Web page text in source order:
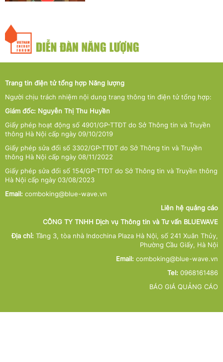
Trang tin điện tử tổng hợp Năng lượng
Người chịu trách nhiệm nội dung trang thông tin điện tử tổng hợp:
Giám đốc: Nguyễn Thị Thu Huyền
Giấy phép hoạt động số 4901/GP-TTĐT do Sở Thông tin và Truyền
thông Hà Nội cấp ngày 09/10/2019
Giấy phép sửa đổi số 3302/GP-TTĐT do Sở Thông tin và Truyền
thông Hà Nội cấp ngày 08/11/2022
Giấy phép sửa đổi số 154/GP-TTĐT do Sở Thông tin và Truyền thông
Hà Nội cấp ngày 03/08/2023
Email: comboking@blue-wave.vn
Liên hệ quảng cáo
CÔNG TY TNHH Dịch vụ Thông tin và Tư vấn BLUEWAVE
Địa chỉ: Tầng 3, tòa nhà Indochina Plaza Hà Nội, số 241 Xuân Thủy,
Phường Cầu Giấy, Hà Nội
Email: comboking@blue-wave.vn
Tel: 0968161486
BÁO GIÁ QUẢNG CÁO